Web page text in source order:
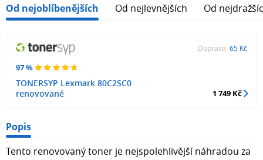
Od nejoblíbenějších Od nejlevnějších Od
97 %
TONERSYP Lexmark 80C2SC0
renovované
Doprava: 65 Kč
1 749 Kč
Popis
Tento renovovaný toner je nejspolehlivější náhradou za